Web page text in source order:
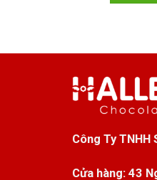
Công Ty TNHH
Cửa hàng: 43